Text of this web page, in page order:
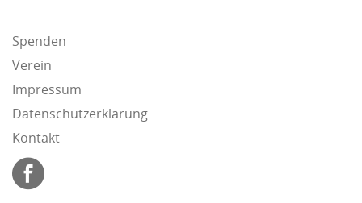
Spenden
Verein
Impressum
Datenschutzerklärung
Kontakt